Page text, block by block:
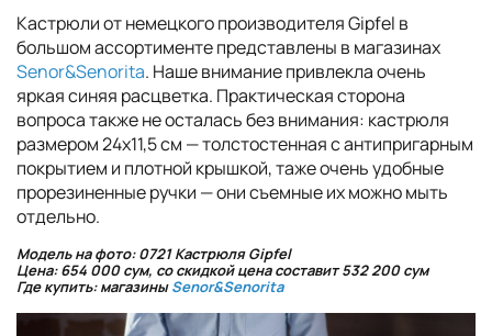
Кастрюли от немецкого производителя Gipfel в
большом ассортименте представлены в магазинах
Senor&Senorita. Наше внимание привлекла очень
яркая синяя расцветка. Практическая сторона
вопроса также не осталась без внимания: кастрюля
размером 24х11,5 см — толстостенная с антипригарным
покрытием и плотной крышкой, таже очень удобные
прорезиненные ручки — они съемные их можно мыть
отдельно.
Модель на фото: 0721 Кастрюля Gipfel
Цена: 654 000 сум, со скидкой цена составит 532 200 сум
Где купить: магазиныSenor&Senorita